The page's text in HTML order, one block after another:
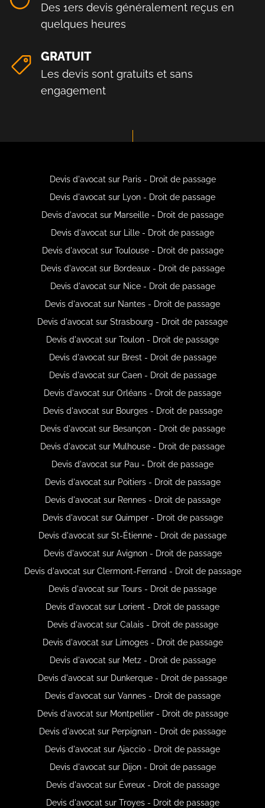
Des 1ers devis généralement reçus en
quelques heures
GRATUIT
Les devis sont gratuits et sans
engagement
Devis d'avocat sur Paris - Droit de passage
Devis d'avocat sur Lyon - Droit de passage
Devis d'avocat sur Marseille - Droit de passage
Devis d'avocat sur Lille - Droit de passage
Devis d'avocat sur Toulouse - Droit de passage
Devis d'avocat sur Bordeaux - Droit de passage
Devis d'avocat sur Nice - Droit de passage
Devis d'avocat sur Nantes - Droit de passage
Devis d'avocat sur Strasbourg - Droit de passage
Devis d'avocat sur Toulon - Droit de passage
Devis d'avocat sur Brest - Droit de passage
Devis d'avocat sur Caen - Droit de passage
Devis d'avocat sur Orléans - Droit de passage
Devis d'avocat sur Bourges - Droit de passage
Devis d'avocat sur Besançon - Droit de passage
Devis d'avocat sur Mulhouse - Droit de passage
Devis d'avocat sur Pau - Droit de passage
Devis d'avocat sur Poitiers - Droit de passage
Devis d'avocat sur Rennes - Droit de passage
Devis d'avocat sur Quimper - Droit de passage
Devis d'avocat sur St-Étienne - Droit de passage
Devis d'avocat sur Avignon - Droit de passage
Devis d'avocat sur Clermont-Ferrand - Droit de passage
Devis d'avocat sur Tours - Droit de passage
Devis d'avocat sur Lorient - Droit de passage
Devis d'avocat sur Calais - Droit de passage
Devis d'avocat sur Limoges - Droit de passage
Devis d'avocat sur Metz - Droit de passage
Devis d'avocat sur Dunkerque - Droit de passage
Devis d'avocat sur Vannes - Droit de passage
Devis d'avocat sur Montpellier - Droit de passage
Devis d'avocat sur Perpignan - Droit de passage
Devis d'avocat sur Ajaccio - Droit de passage
Devis d'avocat sur Dijon - Droit de passage
Devis d'avocat sur Évreux - Droit de passage
Devis d'avocat sur Troyes - Droit de passage